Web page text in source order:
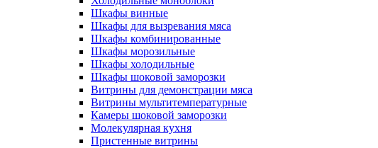
Шкафы винные
Шкафы для вызревания мяса
Шкафы комбинированные
Шкафы морозильные
Шкафы холодильные
Шкафы шоковой заморозки
Витрины для демонстрации мяса
Витрины мультитемпературные
Камеры шоковой заморозки
Молекулярная кухня
Пристенные витрины